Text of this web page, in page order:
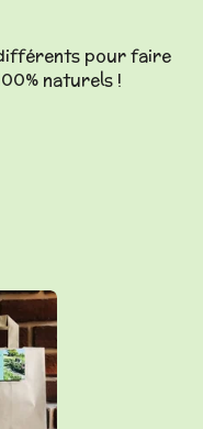
pour faire
naturels !